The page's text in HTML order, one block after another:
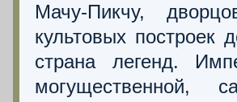
Мачу-Пикчу,
культовых
страна легенд.